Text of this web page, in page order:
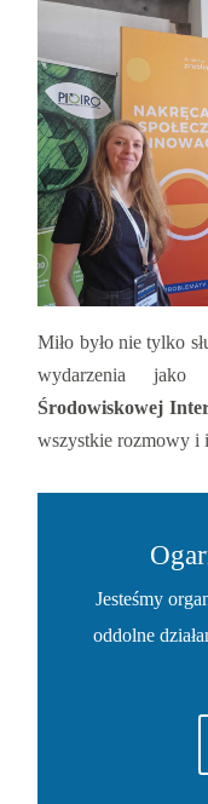
Miło było nie tylko
wydarzenia jako
Środowiskowej
wszystkie rozmowy i
Jesteśmy
oddolne